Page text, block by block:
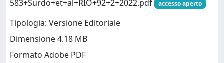
583+Surdo+et+al+RIO+92+2+2022.pdf
accesso aperto
Tipologia: Versione Editoriale
Dimensione 4.18 MB
Formato Adobe PDF